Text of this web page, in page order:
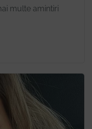
multe amintiri